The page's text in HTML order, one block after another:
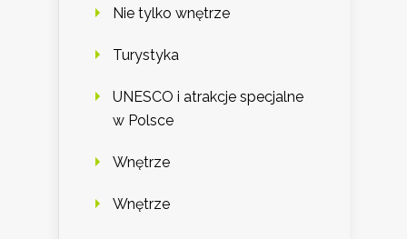
Nie tylko wnętrze
Turystyka
UNESCO i atrakcje specjalne
w Polsce
Wnętrze
Wnętrze